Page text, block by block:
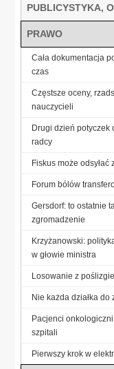
PUBLICYSTYKA,
PRAWO
Cała dokumentacja
czas
Częstsze oceny,
nauczycieli
Drugi dzień potyczek
radcy
Fiskus może odsyłać
Forum bólów
Gersdorf: to ostatnie
zgromadzenie
Krzyżanowski:
w głowie ministra
Losowanie z
Nie każda działka do
Pacjenci
szpitali
Pierwszy krok w